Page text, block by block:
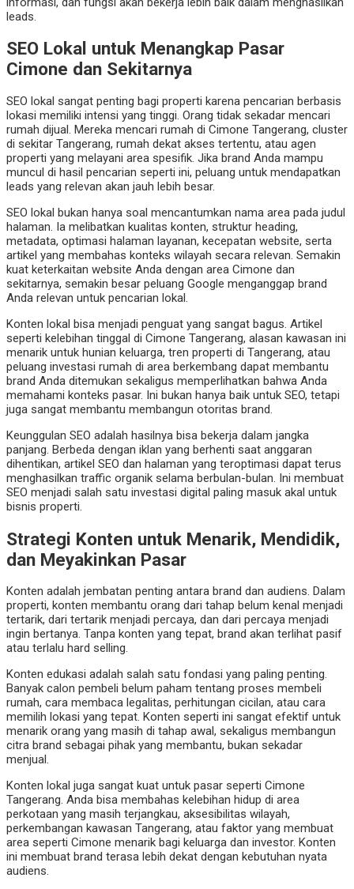
leads.
SEO Lokal untuk Menangkap Pasar
Cimone dan Sekitarnya
SEO lokal sangat penting bagi properti karena pencarian berbasis
lokasi memiliki intensi yang tinggi. Orang tidak sekadar mencari
rumah dijual. Mereka mencari rumah di Cimone Tangerang, cluster
di sekitar Tangerang, rumah dekat akses tertentu, atau agen
properti yang melayani area spesifik. Jika brand Anda mampu
muncul di hasil pencarian seperti ini, peluang untuk mendapatkan
leads yang relevan akan jauh lebih besar.
SEO lokal bukan hanya soal mencantumkan nama area pada judul
halaman. Ia melibatkan kualitas konten, struktur heading,
metadata, optimasi halaman layanan, kecepatan website, serta
artikel yang membahas konteks wilayah secara relevan. Semakin
kuat keterkaitan website Anda dengan area Cimone dan
sekitarnya, semakin besar peluang Google menganggap brand
Anda relevan untuk pencarian lokal.
Konten lokal bisa menjadi penguat yang sangat bagus. Artikel
seperti kelebihan tinggal di Cimone Tangerang, alasan kawasan ini
menarik untuk hunian keluarga, tren properti di Tangerang, atau
peluang investasi rumah di area berkembang dapat membantu
brand Anda ditemukan sekaligus memperlihatkan bahwa Anda
memahami konteks pasar. Ini bukan hanya baik untuk SEO, tetapi
juga sangat membantu membangun otoritas brand.
Keunggulan SEO adalah hasilnya bisa bekerja dalam jangka
panjang. Berbeda dengan iklan yang berhenti saat anggaran
dihentikan, artikel SEO dan halaman yang teroptimasi dapat terus
menghasilkan traffic organik selama berbulan-bulan. Ini membuat
SEO menjadi salah satu investasi digital paling masuk akal untuk
bisnis properti.
Strategi Konten untuk Menarik, Mendidik,
dan Meyakinkan Pasar
Konten adalah jembatan penting antara brand dan audiens. Dalam
properti, konten membantu orang dari tahap belum kenal menjadi
tertarik, dari tertarik menjadi percaya, dan dari percaya menjadi
ingin bertanya. Tanpa konten yang tepat, brand akan terlihat pasif
atau terlalu hard selling.
Konten edukasi adalah salah satu fondasi yang paling penting.
Banyak calon pembeli belum paham tentang proses membeli
rumah, cara membaca legalitas, perhitungan cicilan, atau cara
memilih lokasi yang tepat. Konten seperti ini sangat efektif untuk
menarik orang yang masih di tahap awal, sekaligus membangun
citra brand sebagai pihak yang membantu, bukan sekadar
menjual.
Konten lokal juga sangat kuat untuk pasar seperti Cimone
Tangerang. Anda bisa membahas kelebihan hidup di area
perkotaan yang masih terjangkau, aksesibilitas wilayah,
perkembangan kawasan Tangerang, atau faktor yang membuat
area seperti Cimone menarik bagi keluarga dan investor. Konten
ini membuat brand terasa lebih dekat dengan kebutuhan nyata
audiens.